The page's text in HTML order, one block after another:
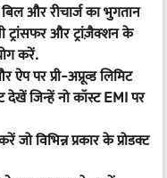
और रीचार्ज का भुगतान
और ट्रांज़ैक्शन के
करें.
पर प्री-अप्रूव्ड लिमिट
देखें जिन्हें नो कॉस्ट EMI पर
जो विभिन्न प्रकार के प्रोडक्ट